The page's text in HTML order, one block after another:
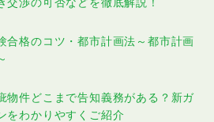
合格のコツ・都市計画法～都市計画
物件どこまで告知義務がある？新ガ
をわかりやすくご紹介